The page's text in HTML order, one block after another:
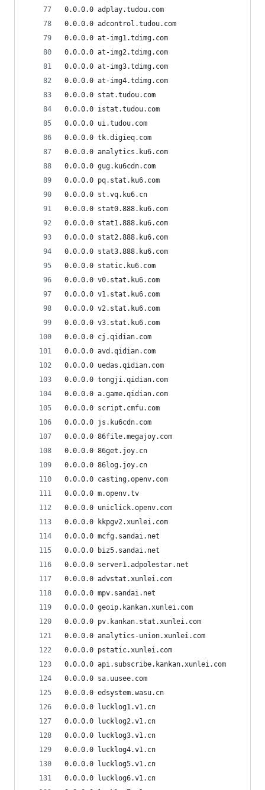
0.0.0.0 adplay.tudou.com
0.0.0.0 adcontrol.tudou.com
0.0.0.0 at-img1.tdimg.com
0.0.0.0 at-img2.tdimg.com
0.0.0.0 at-img3.tdimg.com
0.0.0.0 at-img4.tdimg.com
0.0.0.0 stat.tudou.com
0.0.0.0 istat.tudou.com
0.0.0.0 ui.tudou.com
0.0.0.0 tk.digieq.com
0.0.0.0 analytics.ku6.com
0.0.0.0 gug.ku6cdn.com
0.0.0.0 pq.stat.ku6.com
0.0.0.0 st.vq.ku6.cn
0.0.0.0 stat0.888.ku6.com
0.0.0.0 stat1.888.ku6.com
0.0.0.0 stat2.888.ku6.com
0.0.0.0 stat3.888.ku6.com
0.0.0.0 static.ku6.com
0.0.0.0 v0.stat.ku6.com
0.0.0.0 v1.stat.ku6.com
0.0.0.0 v2.stat.ku6.com
0.0.0.0 v3.stat.ku6.com
0.0.0.0 cj.qidian.com
0.0.0.0 avd.qidian.com
0.0.0.0 uedas.qidian.com
0.0.0.0 tongji.qidian.com
0.0.0.0 a.game.qidian.com
0.0.0.0 script.cmfu.com
0.0.0.0 js.ku6cdn.com
0.0.0.0 86file.megajoy.com
0.0.0.0 86get.joy.cn
0.0.0.0 86log.joy.cn
0.0.0.0 casting.openv.com
0.0.0.0 m.openv.tv
0.0.0.0 uniclick.openv.com
0.0.0.0 kkpgv2.xunlei.com
0.0.0.0 mcfg.sandai.net
0.0.0.0 biz5.sandai.net
0.0.0.0 server1.adpolestar.net
0.0.0.0 advstat.xunlei.com
0.0.0.0 mpv.sandai.net
0.0.0.0 geoip.kankan.xunlei.com
0.0.0.0 pv.kankan.stat.xunlei.com
0.0.0.0 analytics-union.xunlei.com
0.0.0.0 pstatic.xunlei.com
0.0.0.0 api.subscribe.kankan.xunlei.com
0.0.0.0 sa.uusee.com
0.0.0.0 edsystem.wasu.cn
0.0.0.0 lucklog1.v1.cn
0.0.0.0 lucklog2.v1.cn
0.0.0.0 lucklog3.v1.cn
0.0.0.0 lucklog4.v1.cn
0.0.0.0 lucklog5.v1.cn
0.0.0.0 lucklog6.v1.cn